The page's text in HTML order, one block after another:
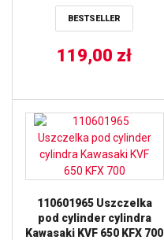
’03-’07 (72G2638) GATES
BESTSELLER
119,00 zł
110601965 Uszczelka
pod cylinder cylindra
Kawasaki KVF 650 KFX 700